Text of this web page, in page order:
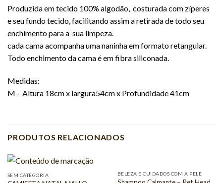
Produzida em tecido 100% algodão, costurada com zíperes
e seu fundo tecido, facilitando assim a retirada de todo seu
enchimento para a sua limpeza.
cada cama acompanha uma naninha em formato retangular.
Todo enchimento da cama é em fibra siliconada.
Medidas:
M – Altura 18cm x largura54cm x Profundidade 41cm
PRODUTOS RELACIONADOS
SEM CATEGORIA BELEZA E CUIDADOS COM A PELE